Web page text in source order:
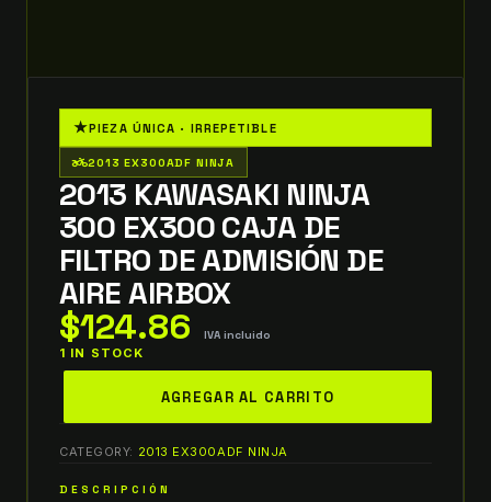
★PIEZA ÚNICA · IRREPETIBLE
two_wheeler2013 EX300ADF NINJA
2013 KAWASAKI NINJA
300 EX300 CAJA DE
FILTRO DE ADMISIÓN DE
AIRE AIRBOX
$124.86 IVA incluido
1 IN STOCK
300
EX300
AGREGAR AL CARRITO
CATEGORY: 2013 EX300ADF NINJA
DESCRIPCIÓN